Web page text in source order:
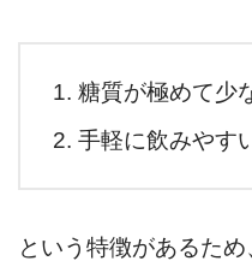
糖質が極めて少
手軽に飲みやす
という特徴があるた